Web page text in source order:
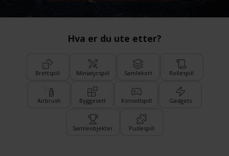
Hva er du ute etter?
Brettspill Miniatyrspill Samlekort Rollespill
Airbrush Byggesett Konsollspill Gadgets
Samleobjekter Puslespill